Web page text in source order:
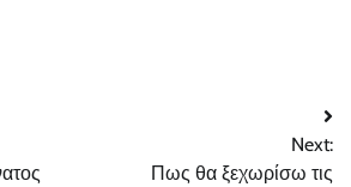
Next:
Πως θα ξεχωρίσω τις